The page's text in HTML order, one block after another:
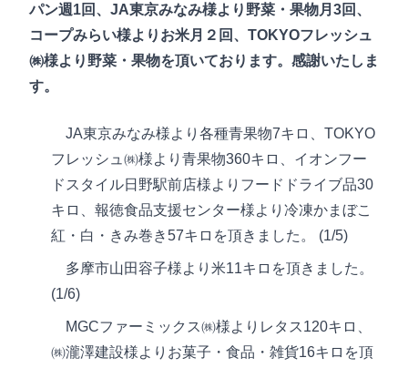
パン週1回、JA東京みなみ様より野菜・果物月3回、
コープみらい様よりお米月２回、TOKYOフレッシュ
㈱様より野菜・果物を頂いております。感謝いたしま
す。
JA東京みなみ様より各種青果物7キロ、TOKYO
フレッシュ㈱様より青果物360キロ、イオンフー
ドスタイル日野駅前店様よりフードドライブ品30
キロ、報徳食品支援センター様より冷凍かまぼこ
紅・白・きみ巻き57キロを頂きました。 (1/5)
多摩市山田容子様より米11キロを頂きました。
(1/6)
MGCファーミックス㈱様よりレタス120キロ、
㈱瀧澤建設様よりお菓子・食品・雑貨16キロを頂